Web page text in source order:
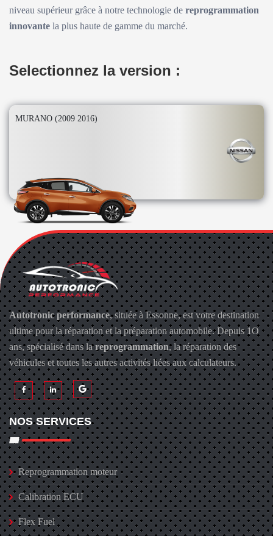
niveau supérieur grâce à notre technologie de reprogrammation
innovante la plus haute de gamme du marché.
Selectionnez la version :
MURANO (2009 2016)
Autotronic performance, située à Essonne, est votre destination
ultime pour la réparation et la préparation automobile. Depuis 1O
ans, spécialisé dans lareprogrammation, la réparation des
véhicules et toutes les autres activités liées aux calculateurs.
NOS SERVICES
Reprogrammation moteur
Calibration ECU
Flex Fuel